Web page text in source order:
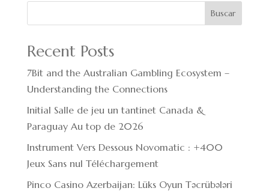
Buscar
Recent Posts
7Bit and the Australian Gambling Ecosystem –
Understanding the Connections
Initial Salle de jeu un tantinet Canada &
Paraguay Au top de 2026
Instrument Vers Dessous Novomatic : +400
Jeux Sans nul Téléchargement
Pinco Casino Azerbaijan: Lüks Oyun Təcrübələri